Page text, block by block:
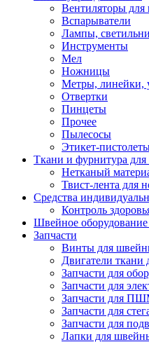
Вентиляторы для
Вспарыватели
Лампы,
Инструменты
Мел
Ножницы
Метры, линейки,
Отвертки
Пинцеты
Прочее
Пылесосы
Этикет-
Ткани и фурнитура для
Нетканый
Твист-лента для
Средства
Контроль
Швейное
Запчасти
Винты для
Двигатели
Запчасти для
Запчасти для
Запчасти для
Запчасти для
Запчасти для
Лапки для